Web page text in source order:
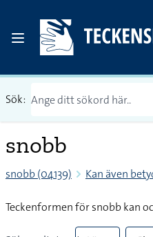
Sök:
snobb
snobb (04139) Kan även
Teckenformen för snobb kan